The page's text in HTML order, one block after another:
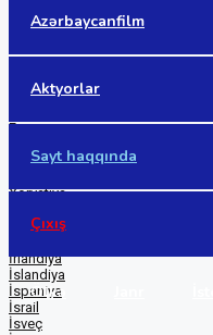
Azərbaycanfilm
Aktyorlar
Sayt haqqında
Çıxış
Ölkə
Dominikan
Ekvador
Əlcəzair
Filippin
Fransa
Hindistan
Xorvatiya
İordaniya
İrlandiya
İslandiya
İspaniya
İsrail
İsveç